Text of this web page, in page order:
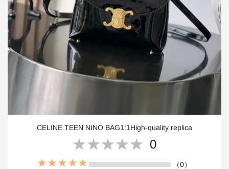
CELINE TEEN NINO BAG1:1High-quality replica
0
（0）